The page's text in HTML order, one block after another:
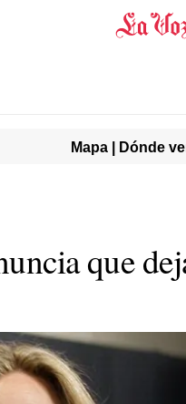
Mapa | Dónde
que